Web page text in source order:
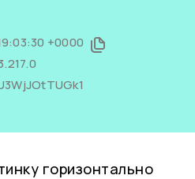
+0000
горизонтально